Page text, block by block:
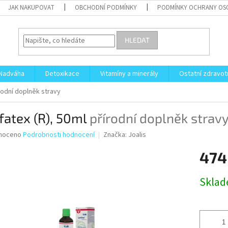
JAK NAKUPOVAT OBCHODNÍ PODMÍNKY PODMÍNKY OCHRANY
HLEDAT
Detoxikace Vitamíny a minerály Ostatní
doplněk stravy
(R), 50ml přírodní doplněk stravy
Podrobnosti hodnocení Značka: Joalis
cena: